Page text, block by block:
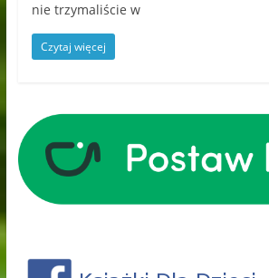
nie trzymaliście w
Czytaj więcej